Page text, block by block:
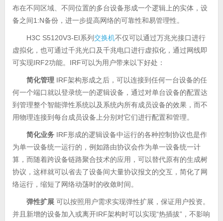
布在不同区域、不同位置的多台设备形成一个逻辑上的实体，设
备之间1:N备份，进一步提高网络的可靠性和易管理性。
H3C S5120V3-EI系列交换机不仅可以通过万兆光接口进行
虚拟化，也可通过千兆光口及千兆电口进行虚拟化，通过网线即
可实现IRF2功能。IRF可以为用户带来以下好处：
简化管理IRF架构形成之后，可以连接到任何一台设备的任
何一个端口就以登录统一的逻辑设备，通过对单台设备的配置达
到管理整个智能弹性系统以及系统内所有成员设备的效果，而不
用物理连接到每台成员设备上分别对它们进行配置和管理。
简化业务IRF形成的逻辑设备中运行的各种控制协议也是作
为单一设备统一运行的，例如路由协议会作为单一设备统一计
算，而随着跨设备链路聚合技术的应用，可以替代原有的生成树
协议，这样就可以省去了设备间大量协议报文的交互，简化了网
络运行，缩短了网络动荡时的收敛时间。
弹性扩展可以按照用户需求实现弹性扩展，保证用户投资。
并且新增的设备加入或离开IRF架构时可以实现“热插拔”，不影响